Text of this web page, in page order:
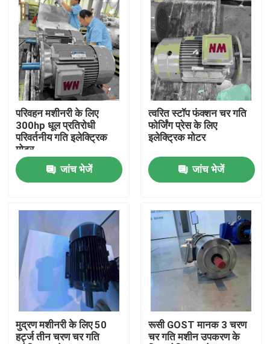
उत्पादों
वीडियो
हमारे बारे में
कारखाना भ्रमण
गुणवत्ता नियंत्रण
एक उद्धरण का अनुरोध करें
उच्च दक्षता वाली इलेक्ट्रिक मोटर
सिंगल फेज इलेक्ट्रिक मोटर्स
परिवहन मशीनरी के लिए
300hp धूल प्रतिरोधी
परिवर्तनीय गति इलेक्ट्रिक
मोटर
जांच भेजें
त्वरित स्टॉप फंक्शन चर गति
फोर्जिंग प्रेस के लिए
इलेक्ट्रिक मोटर
जांच भेजें
मुद्रण मशीनरी के लिए 50
हर्ट्ज तीन चरण चर गति
रूसी GOST मानक 3 चरण
चर गति मशीन उपकरण के